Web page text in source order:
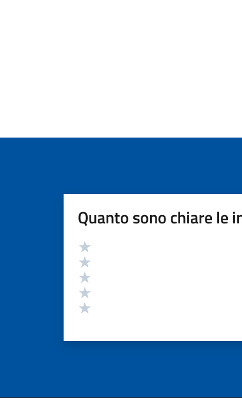
Quanto sono chiare le
Valutazione